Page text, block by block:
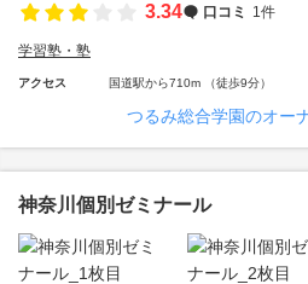
3.34
口コミ 1件
学習塾・塾
アクセス 国道駅から710m （徒歩9分）
つるみ総合学園のオー
神奈川個別ゼミナール